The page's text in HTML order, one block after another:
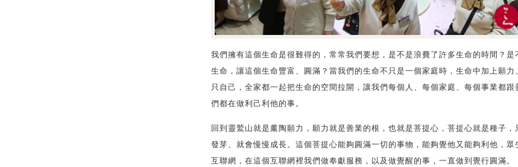
我們擁有這個生命是很難得的，常常我們要想，是不是浪費了許多生命的時間？是
生命，讓這個生命豐富、圓滿？當我們的生命不只是一個家庭時，生命中加上願力
只自己，全家都一起把生命的空間拉開，讓我們每個人、每個家庭、每個事業都跟
們都在做利己利他的事。
回到靈鷲山就是薰陶願力，願力就是善業的根，也就是菩提心，菩提心就是種子，
發芽、就會慢慢成長。這個菩提心能夠圓滿一切的事物，能夠覺他又能夠利他，眾
互聯網，在這個互聯網裡我們做奉獻服務，以及做覺醒的事，一直做到覺行圓滿。